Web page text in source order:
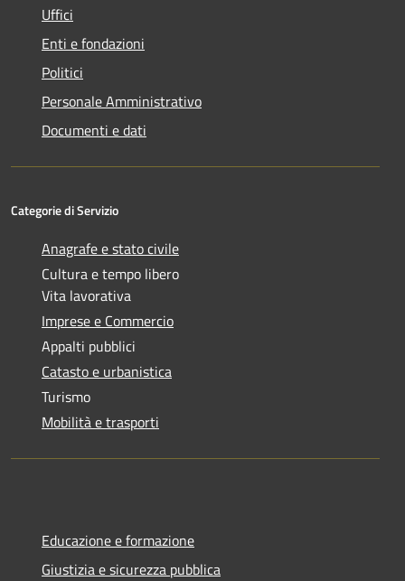
Uffici
Enti e fondazioni
Politici
Personale Amministrativo
Documenti e dati
Categorie di Servizio
Anagrafe e stato civile
Cultura e tempo libero
Vita lavorativa
Imprese e Commercio
Appalti pubblici
Catasto e urbanistica
Turismo
Mobilità e trasporti
Educazione e formazione
Giustizia e sicurezza pubblica